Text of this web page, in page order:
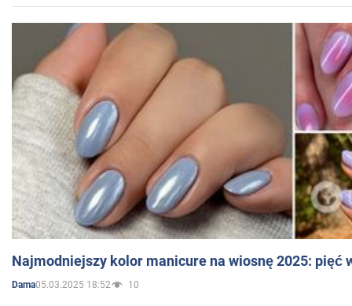
Najmodniejszy kolor manicure na wiosnę 2025: pięć
Dama05.03.2025 18:52 10